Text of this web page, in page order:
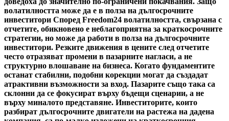
волатилността може да е в полза на дългосрочните
инвеститори Според Freedom24 волатилността, свързана с
отчетите, обикновено е неблагоприятна за краткосрочните
стратегии, но може да работи в полза на дългосрочните
инвеститори. Резките движения в цените след отчетите
често отразяват промени в пазарните нагласи, а не
структурно влошаване на бизнеса. Когато фундаментите
останат стабилни, подобни корекции могат да създадат
атрактивни възможности за вход. Пазарите също така са
склонни да се фокусират върху бъдещи сценарии, а не
върху миналото представяне. Инвеститорите, които
разбират дългосрочните двигатели на растежа на дадена